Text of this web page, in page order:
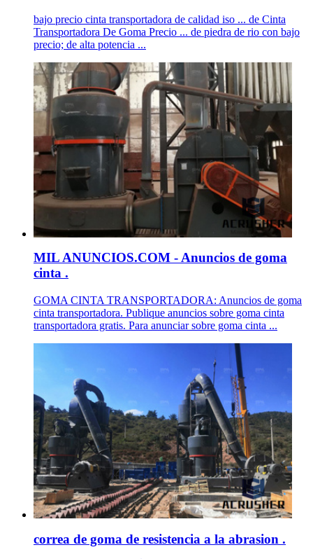
bajo precio cinta transportadora de calidad iso ... de Cinta
Transportadora De Goma Precio ... de piedra de rio con bajo
precio; de alta potencia ...
MIL ANUNCIOS.COM - Anuncios de goma
cinta .
GOMA CINTA TRANSPORTADORA: Anuncios de goma
cinta transportadora. Publique anuncios sobre goma cinta
transportadora gratis. Para anunciar sobre goma cinta ...
correa de goma de resistencia a la abrasion .